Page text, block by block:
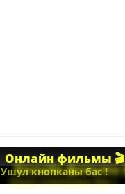
Онлайн фильмы 🎬
Ушул кнопканы бас !